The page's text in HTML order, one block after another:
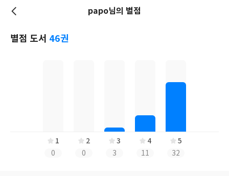
papo님의 별점
별점 도서 46권
1
0
2
0
3
3
4
11
5
32